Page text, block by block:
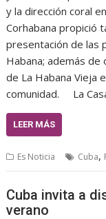
y la dirección coral
Corhabana propició
presentación de las
Habana; además de
de La Habana Vieja
comunidad. La
LEER MÁS
Es Noticia Cuba,
Cuba invita a
verano